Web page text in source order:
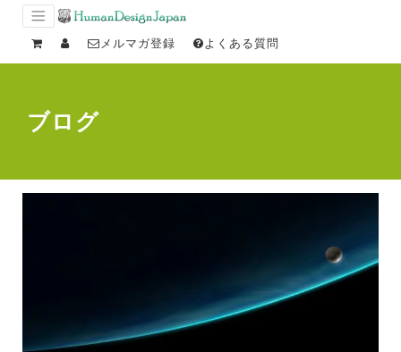
メルマガ登録 よくある質問
ブログ